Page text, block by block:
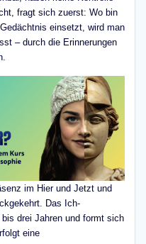
fragt sich zuerst: Wo bin
einsetzt, wird man
– durch die Erinnerungen
im Hier und Jetzt und
Das Ich-
drei Jahren und formt sich
eine